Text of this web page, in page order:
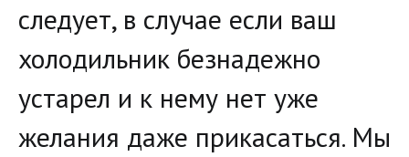
следует, в случае если ваш
холодильник безнадежно
устарел и к нему нет уже
желания даже прикасаться. Мы